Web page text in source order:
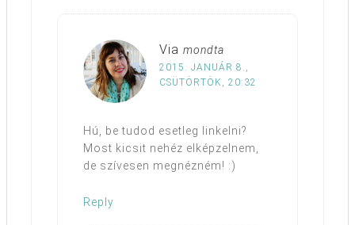
Via mondta
2015. JANUÁR 8.,
CSÜTÖRTÖK, 20:32
Hú, be tudod esetleg linkelni?
Most kicsit nehéz elképzelnem,
de szívesen megnézném! :)
Reply